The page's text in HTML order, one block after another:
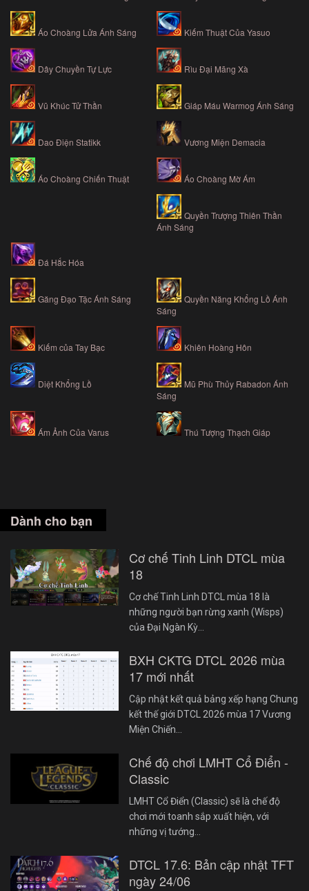
Áo Choàng Lửa Ánh Sáng Kiếm Thuật Của Yasuo
Dây Chuyền Tự Lực Rìu Đại Mãng Xà
Vũ Khúc Tử Thần Giáp Máu Warmog Ánh Sáng
Dao Điện Statikk Vương Miện Demacia
Áo Choàng Chiến Thuật Áo Choàng Mờ Ám
Quyền Trượng Thiên Thần
Ánh Sáng
Đá Hắc Hóa
Găng Đạo Tặc Ánh Sáng
Quyền Năng Khổng Lồ Ánh
Sáng
Kiếm của Tay Bạc Khiên Hoàng Hôn
Diệt Khổng Lồ
Mũ Phù Thủy Rabadon Ánh
Sáng
Ám Ảnh Của Varus Thú Tượng Thạch Giáp
Dành cho bạn
Cơ chế Tinh Linh DTCL mùa
18
Cơ chế Tinh Linh DTCL mùa 18 là
những người bạn rừng xanh (Wisps)
của Đại Ngàn Kỳ…
BXH CKTG DTCL 2026 mùa
17 mới nhất
Cập nhật kết quả bảng xếp hạng Chung
kết thế giới DTCL 2026 mùa 17 Vương
Miện Chiến…
Chế độ chơi LMHT Cổ Điển -
Classic
LMHT Cổ Điển (Classic) sẽ là chế độ
chơi mới toanh sắp xuất hiện, với
những vị tướng…
DTCL 17.6: Bản cập nhật TFT
ngày 24/06